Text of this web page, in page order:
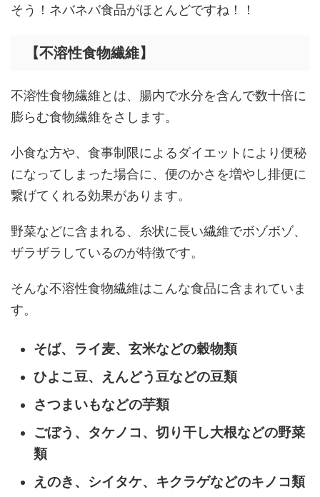
そう！ネバネバ食品がほとんどですね！！
【不溶性食物繊維】
不溶性食物繊維とは、腸内で水分を含んで数十倍に
膨らむ食物繊維をさします。
小食な方や、食事制限によるダイエットにより便秘
になってしまった場合に、便のかさを増やし排便に
繋げてくれる効果があります。
野菜などに含まれる、糸状に長い繊維でボゾボゾ、
ザラザラしているのが特徴です。
そんな不溶性食物繊維はこんな食品に含まれていま
す。
そば、ライ麦、玄米などの穀物類
ひよこ豆、えんどう豆などの豆類
さつまいもなどの芋類
ごぼう、タケノコ、切り干し大根などの野菜
類
えのき、シイタケ、キクラゲなどのキノコ類